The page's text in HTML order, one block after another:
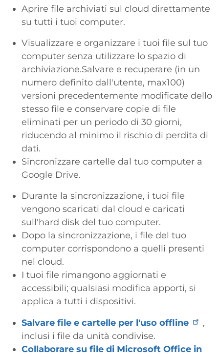
Aprire file archiviati sul cloud direttamente
su tutti i tuoi computer.
Visualizzare e organizzare i tuoi file sul tuo
computer senza utilizzare lo spazio di
archiviazione.Salvare e recuperare (in un
numero definito dall'utente, max100)
versioni precedentemente modificate dello
stesso file e conservare copie di file
eliminati per un periodo di 30 giorni,
riducendo al minimo il rischio di perdita di
dati.
Sincronizzare cartelle dal tuo computer a
Google Drive.
Durante la sincronizzazione, i tuoi file
vengono scaricati dal cloud e caricati
sull'hard disk del tuo computer.
Dopo la sincronizzazione, i file del tuo
computer corrispondono a quelli presenti
nel cloud.
I tuoi file rimangono aggiornati e
accessibili; qualsiasi modifica apporti, si
applica a tutti i dispositivi.
Salvare file e cartelle per l'uso offline
,
inclusi i file da unità condivise.
Collaborare su file di Microsoft Office in